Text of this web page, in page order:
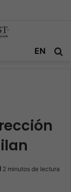
EN
2 minutos de lectura